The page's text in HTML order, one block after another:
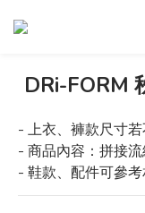
DRi-FORM
- 上衣、褲款尺寸若
- 商品內容：拼接
- 鞋款、配件可參